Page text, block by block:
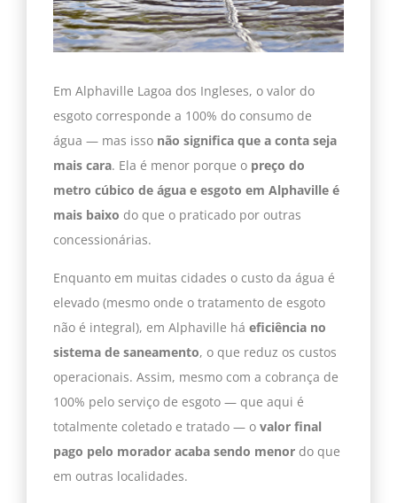
Em Alphaville Lagoa dos Ingleses, o valor do
esgoto corresponde a 100% do consumo de
água — mas isso não significa que a conta seja
mais cara. Ela é menor porque o preço do
metro cúbico de água e esgoto em Alphaville é
mais baixo do que o praticado por outras
concessionárias.
Enquanto em muitas cidades o custo da água é
elevado (mesmo onde o tratamento de esgoto
não é integral), em Alphaville há eficiência no
sistema de saneamento, o que reduz os custos
operacionais. Assim, mesmo com a cobrança de
100% pelo serviço de esgoto — que aqui é
totalmente coletado e tratado — o valor final
pago pelo morador acaba sendo menor do que
em outras localidades.